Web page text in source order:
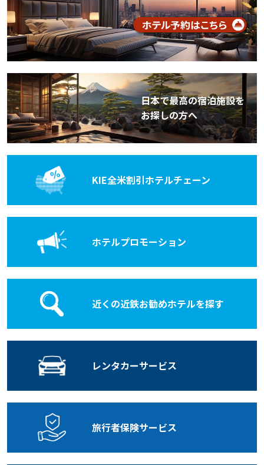
日本で最高の宿泊施設を
お探しの方へ
KIE全米割引ホテルチェーン
ホテルプロモーション
近くの近鉄お勧めホテルを探す
レンタカーサービス
旅行者保険サービス